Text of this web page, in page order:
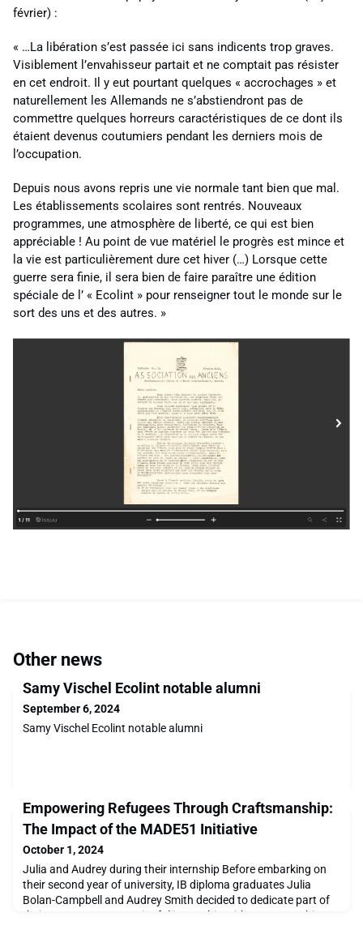
février) :
« …La libération s’est passée ici sans indicents trop graves.
Visiblement l’envahisseur partait et ne comptait pas résister
en cet endroit. Il y eut pourtant quelques « accrochages » et
naturellement les Allemands ne s’abstiendront pas de
commettre quelques horreurs caractéristiques de ce dont ils
étaient devenus coutumiers pendant les derniers mois de
l’occupation.
Depuis nous avons repris une vie normale tant bien que mal.
Les établissements scolaires sont rentrés. Nouveaux
programmes, une atmosphère de liberté, ce qui est bien
appréciable ! Au point de vue matériel le progrès est mince et
la vie est particulièrement dure cet hiver (…) Lorsque cette
guerre sera finie, il sera bien de faire paraître une édition
spéciale de l’ « Ecolint » pour renseigner tout le monde sur le
sort des uns et des autres. »
Other news
Samy Vischel Ecolint notable alumni
September 6, 2024
Samy Vischel Ecolint notable alumni
Empowering Refugees Through Craftsmanship:
The Impact of the MADE51 Initiative
October 1, 2024
Julia and Audrey during their internship Before embarking on
their second year of university, IB diploma graduates Julia
Bolan-Campbell and Audrey Smith decided to dedicate part of
their summer to a meaningful internship with MADE51. This